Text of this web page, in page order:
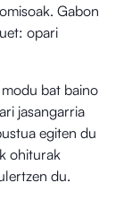
Gabon
opari
bat baino
jasangarria
egiten du
ohiturak
du.